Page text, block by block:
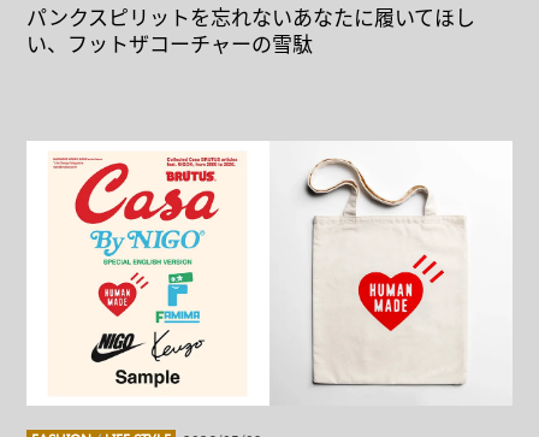
パンクスピリットを忘れないあなたに履いてほし
い、フットザコーチャーの雪駄